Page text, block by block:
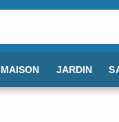
MAISON JARDIN